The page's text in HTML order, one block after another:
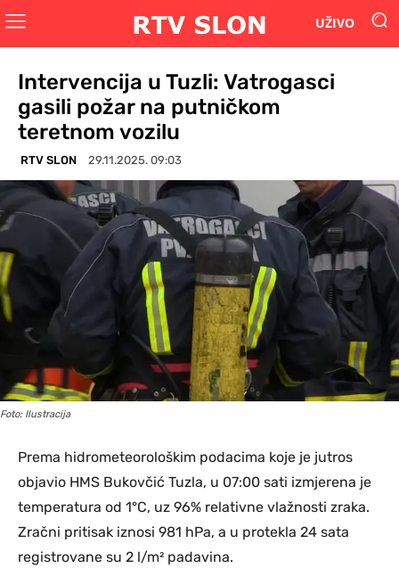
UŽIVO
Intervencija u Tuzli: Vatrogasci
gasili požar na putničkom
teretnom vozilu
RTV SLON 29.11.2025. 09:03
Foto: Ilustracija
Prema hidrometeorološkim podacima koje je jutros
objavio HMS Bukovčić Tuzla, u 07:00 sati izmjerena je
temperatura od 1°C, uz 96% relativne vlažnosti zraka.
Zračni pritisak iznosi 981 hPa, a u protekla 24 sata
registrovane su 2 l/m² padavina.